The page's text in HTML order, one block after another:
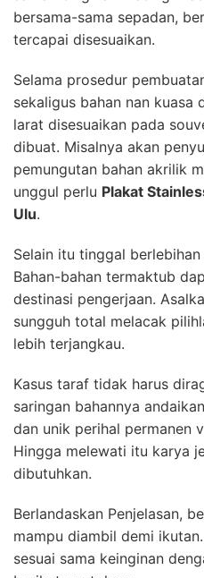
bersama-sama sepadan,
tercapai disesuaikan.
Selama prosedur
sekaligus bahan nan kuasa
larat disesuaikan pada
dibuat. Misalnya akan
pemungutan bahan akrilik
unggul perlu Plakat
Ulu.
Selain itu tinggal
Bahan-bahan termaktub
destinasi pengerjaan.
sungguh total melacak
lebih terjangkau.
Kasus taraf tidak harus
saringan bahannya
dan unik perihal permanen
Hingga melewati itu karya
dibutuhkan.
Berlandaskan Penjelasan,
mampu diambil demi
sesuai sama keinginan